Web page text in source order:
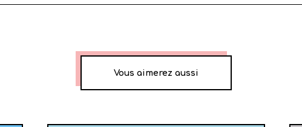
Vous aimerez aussi